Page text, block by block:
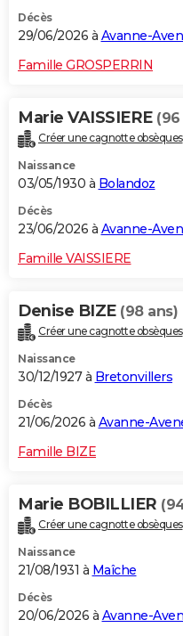
Décès
29/06/2026 à Avanne-
Famille GROSPERRIN
Marie VAISSIERE (96
Créer une cagnotte obsèques
Naissance
03/05/1930 à Bolandoz
Décès
23/06/2026 à Avanne-
Famille VAISSIERE
Denise BIZE (98 ans)
Créer une cagnotte obsèques
Naissance
30/12/1927 à Bretonvillers
Décès
21/06/2026 à Avanne-
Famille BIZE
Marie BOBILLIER
Créer une cagnotte obsèques
Naissance
21/08/1931 à Maîche
Décès
20/06/2026 à Avanne-